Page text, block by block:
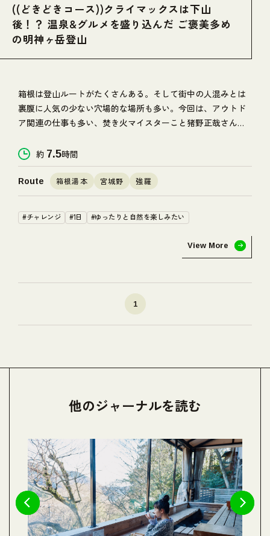
((どきどきコース))クライマックスは下山
後！？ 温泉&グルメを盛り込んだ ご褒美多め
の明神ヶ岳登山
箱根は登山ルートがたくさんある。そして街中の人混みとは
裏腹に人気の少ない穴場的な場所も多い。今回は、アウトド
ア関連の仕事も多い、焚き火マイスターこと猪野正哉さん
登山を楽しむ。だけじゃなく、下山後には箱根ならではのご
褒美も待ち構えている様子。
約 7.5時間
Route 箱根湯本 宮城野 強羅
#チャレンジ #1日 #ゆったりと自然を楽しみたい
View More
1
他のジャーナルを読む